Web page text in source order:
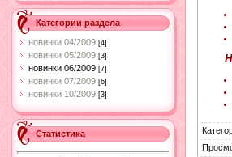
Категории раздела
новинки 04/2009 [4]
новинки 05/2009 [3]
новинки 06/2009 [7]
новинки 07/2009 [6]
новинки 10/2009 [3]
Статистика